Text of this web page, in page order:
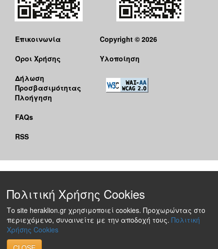
Επικοινωνία
Όροι Χρήσης
Δήλωση
Προσβασιμότητας
Πλοήγηση
FAQs
RSS
Copyright © 2026
Υλοποίηση
Πολιτική Χρήσης Cookies
Το site heraklion.gr χρησιμοποιεί cookies. Προχωρώντας στο
περιεχόμενο, συναινείτε με την αποδοχή τους. Πολιτική
Χρήσης Cookies